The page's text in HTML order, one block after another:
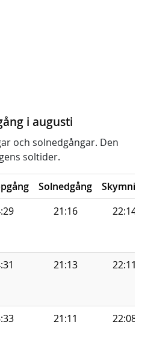
i augusti
och solnedgångar. Den
soltider.
Solnedgång
21:16 22:14
21:13 22:11
21:11 22:08